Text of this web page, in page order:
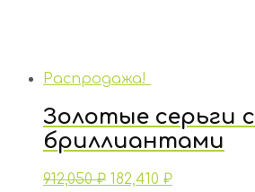
Распродажа!
Золотые серьги с
бриллиантами
912,050₽ 182,410 ₽